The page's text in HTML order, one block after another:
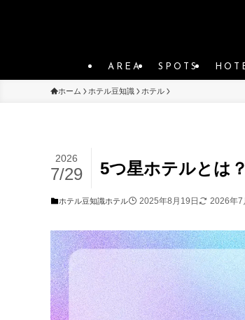
AREA SPOTS
ホーム ホテル豆知識 ホテル
5つ星ホテルとは
2026
7/29
ホテル豆知識ホテル 2025年8月19日 2026年7